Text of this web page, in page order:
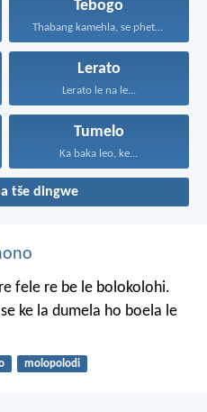
Tebogo
Thabang kamehla, se phetseng...
Lerato
Lerato le na le...
Tumelo
Ka baka leo, ke...
tše dingwe
fele re be le bolokolohi.
ke la dumela ho boela le
molopolodi